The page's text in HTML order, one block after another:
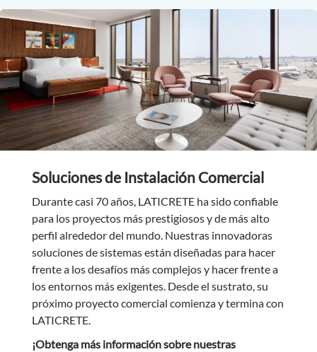
Soluciones de Instalación Comercial
Durante casi 70 años, LATICRETE ha sido confiable
para los proyectos más prestigiosos y de más alto
perfil alrededor del mundo. Nuestras innovadoras
soluciones de sistemas están diseñadas para hacer
frente a los desafíos más complejos y hacer frente a
los entornos más exigentes. Desde el sustrato, su
próximo proyecto comercial comienza y termina con
LATICRETE.
¡Obtenga más información sobre nuestras